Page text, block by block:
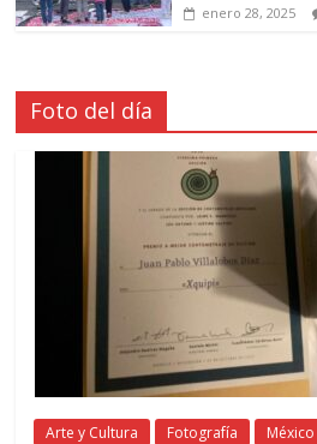
enero 28, 2025
Foto del día
Arte y Cultura Fotografía México